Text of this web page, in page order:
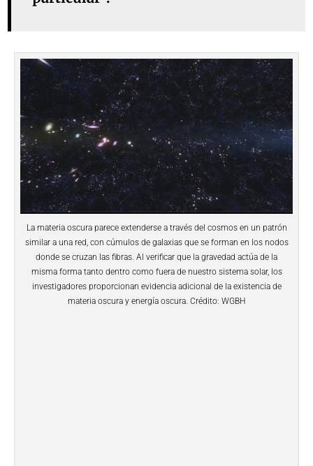
La materia oscura parece extenderse a través del cosmos en un patrón
similar a una red, con cúmulos de galaxias que se forman en los nodos
donde se cruzan las fibras. Al verificar que la gravedad actúa de la
misma forma tanto dentro como fuera de nuestro sistema solar, los
investigadores proporcionan evidencia adicional de la existencia de
materia oscura y energía oscura. Crédito: WGBH